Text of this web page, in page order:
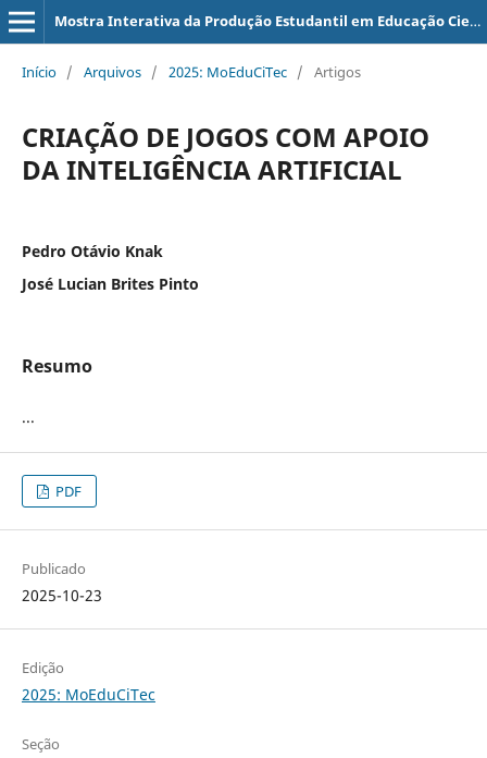
Mostra Interativa da Produção Estudantil em Educação Científica e Tecnológica
Início / Arquivos / 2025: MoEduCiTec / Artigos
CRIAÇÃO DE JOGOS COM APOIO
DA INTELIGÊNCIA ARTIFICIAL
Pedro Otávio Knak
José Lucian Brites Pinto
Resumo
...
PDF
Publicado
2025-10-23
Edição
2025: MoEduCiTec
Seção